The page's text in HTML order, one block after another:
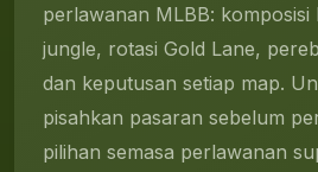
perlawanan MLBB:
jungle, rotasi Gold Lane,
dan keputusan setiap map.
pisahkan pasaran sebelum
pilihan semasa perlawanan